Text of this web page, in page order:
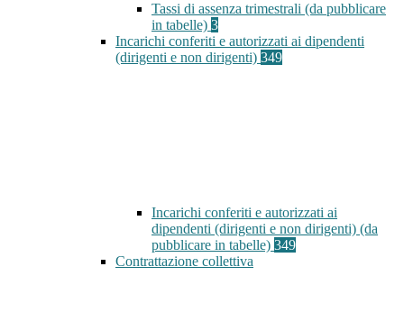
Tassi di assenza trimestrali (da pubblicare
in tabelle) 3
Incarichi conferiti e autorizzati ai dipendenti
(dirigenti e non dirigenti) 349
Incarichi conferiti e autorizzati ai
dipendenti (dirigenti e non dirigenti) (da
pubblicare in tabelle) 349
Contrattazione collettiva